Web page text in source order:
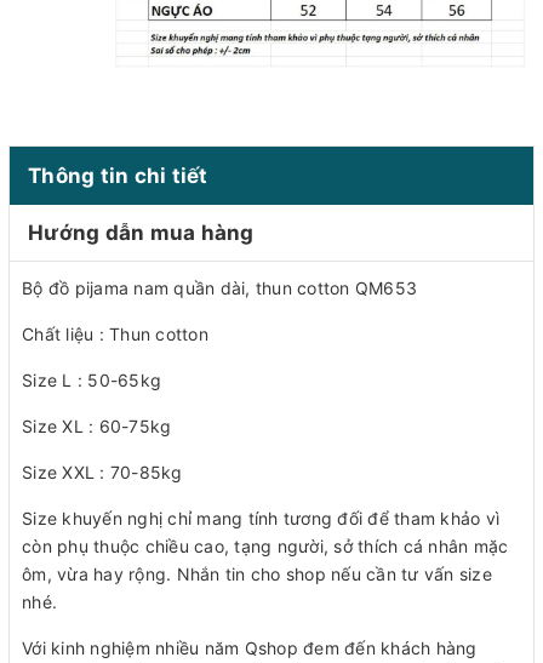
Thông tin chi tiết
Hướng dẫn mua hàng
Bộ đồ pijama nam quần dài, thun cotton QM653
Chất liệu : Thun cotton
Size L : 50-65kg
Size XL : 60-75kg
Size XXL : 70-85kg
Size khuyến nghị chỉ mang tính tương đối để tham khảo vì
còn phụ thuộc chiều cao, tạng người, sở thích cá nhân mặc
ôm, vừa hay rộng. Nhắn tin cho shop nếu cần tư vấn size
nhé.
Với kinh nghiệm nhiều năm Qshop đem đến khách hàng